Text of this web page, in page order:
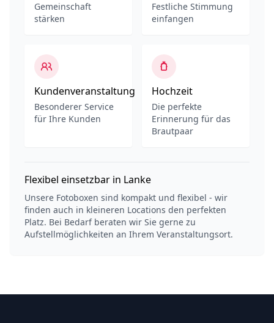
Gemeinschaft
stärken
Festliche Stimmung
einfangen
Kundenveranstaltung
Besonderer Service
für Ihre Kunden
Hochzeit
Die perfekte
Erinnerung für das
Brautpaar
Flexibel einsetzbar in Lanke
Unsere Fotoboxen sind kompakt und flexibel - wir
finden auch in kleineren Locations den perfekten
Platz. Bei Bedarf beraten wir Sie gerne zu
Aufstellmöglichkeiten an Ihrem Veranstaltungsort.